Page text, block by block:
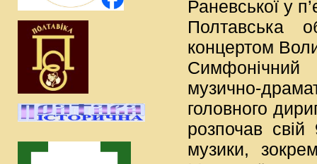
Раневської у
Полтавська
концертом
Симфонічний
музично-
головного
розпочав
музики,